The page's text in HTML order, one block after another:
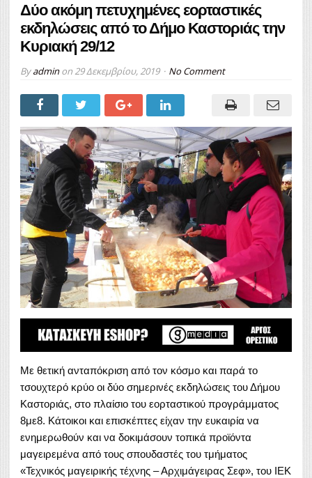
Δύο ακόμη πετυχημένες εορταστικές
εκδηλώσεις από το Δήμο Καστοριάς την
Κυριακή 29/12
Byadminon 29 Δεκεμβρίου, 2019 No Comment
Με θετική ανταπόκριση από τον κόσμο και παρά το
τσουχτερό κρύο οι δύο σημερινές εκδηλώσεις του Δήμου
Καστοριάς, στο πλαίσιο του εορταστικού προγράμματος
8με8. Κάτοικοι και επισκέπτες είχαν την ευκαιρία να
ενημερωθούν και να δοκιμάσουν τοπικά προϊόντα
μαγειρεμένα από τους σπουδαστές του τμήματος
«Τεχνικός μαγειρικής τέχνης – Αρχιμάγειρας Σεφ», του ΙΕΚ